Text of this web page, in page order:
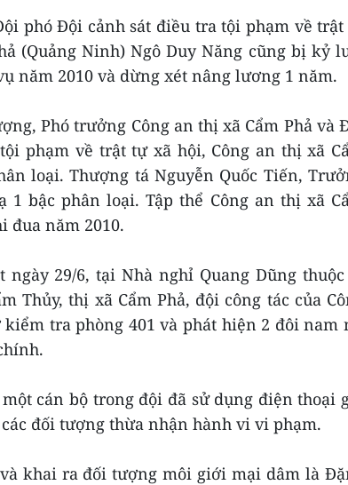
phó Đội cảnh sát điều tra tội phạm về
(Quảng Ninh) Ngô Duy Năng cũng bị kỷ
năm 2010 và dừng xét nâng lương 1 năm.
Phó trưởng Công an thị xã Cẩm Phả và
phạm về trật tự xã hội, Công an thị xã
loại. Thượng tá Nguyễn Quốc Tiến,
1 bậc phân loại. Tập thể Công an thị xã
đua năm 2010.
ngày 29/6, tại Nhà nghỉ Quang Dũng
Thủy, thị xã Cẩm Phả, đội công tác của
kiểm tra phòng 401 và phát hiện 2 đôi nam
cán bộ trong đội đã sử dụng điện thoại
đối tượng thừa nhận hành vi vi phạm.
khai ra đối tượng môi giới mại dâm là